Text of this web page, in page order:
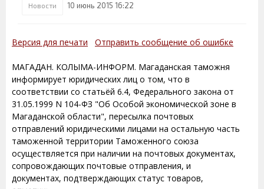
Новости 10 июнь 2015 16:22
Версия для печати Отправить сообщение об ошибке
МАГАДАН. КОЛЫМА-ИНФОРМ. Магаданская таможня
информирует юридических лиц о том, что в
соответствии со статьёй 6.4, Федерального закона от
31.05.1999 N 104-ФЗ "Об Особой экономической зоне в
Магаданской области", пересылка почтовых
отправлений юридическими лицами на остальную часть
таможенной территории Таможенного союза
осуществляется при наличии на почтовых документах,
сопровождающих почтовые отправления, и
документах, подтверждающих статус товаров,